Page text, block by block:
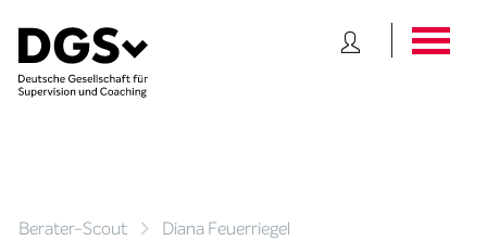
Berater-Scout Diana Feuerriegel